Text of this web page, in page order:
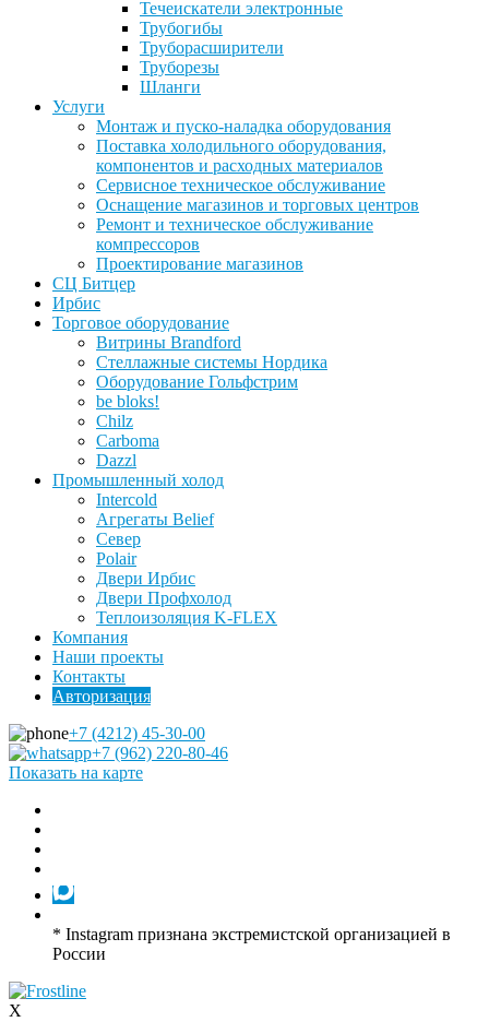
Течеискатели электронные
Трубогибы
Труборасширители
Труборезы
Шланги
Услуги
Монтаж и пуско-наладка оборудования
Поставка холодильного оборудования,
компонентов и расходных материалов
Сервисное техническое обслуживание
Оснащение магазинов и торговых центров
Ремонт и техническое обслуживание
компрессоров
Проектирование магазинов
СЦ Битцер
Ирбис
Торговое оборудование
Витрины Brandford
Стеллажные системы Нордика
Оборудование Гольфстрим
be bloks!
Chilz
Carboma
Dazzl
Промышленный холод
Intercold
Агрегаты Belief
Север
Polair
Двери Ирбис
Двери Профхолод
Теплоизоляция K-FLEX
Компания
Наши проекты
Контакты
Авторизация
+7 (4212) 45-30-00
+7 (962) 220-80-46
Показать на карте
* Instagram признана экстремистской организацией в
России
X